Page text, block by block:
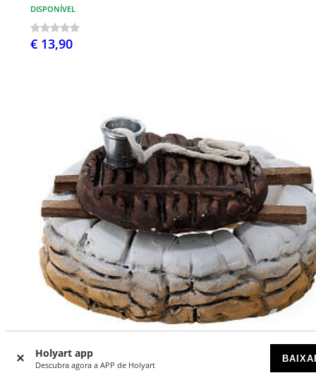
Holyart app
Descubra agora a APP de Holyart
DISPONÍVEL
€ 13,90